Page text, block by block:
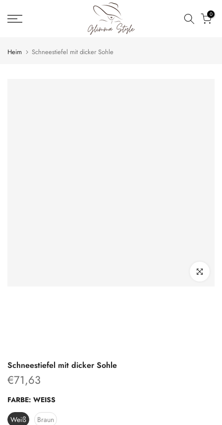
Inhalt
0
Heim Schneestiefel mit dicker Sohle
klicken um
Schneestiefel mit dicker Sohle
€71,63
FARBE: WEISS
Weiß
Braun